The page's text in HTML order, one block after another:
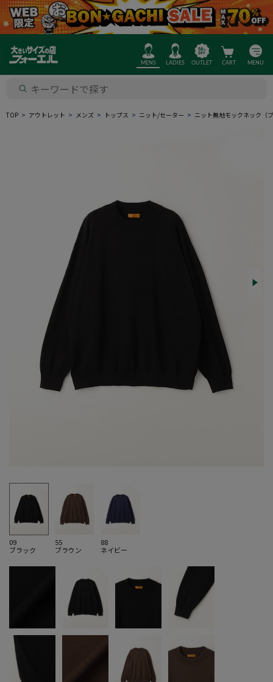
MENS LADIES OUTLET CART MENU
TOP アウトレット メンズ トップス ニット/セーター ニット無地モックネック（
09
ブラック
55
ブラウン
88
ネイビー